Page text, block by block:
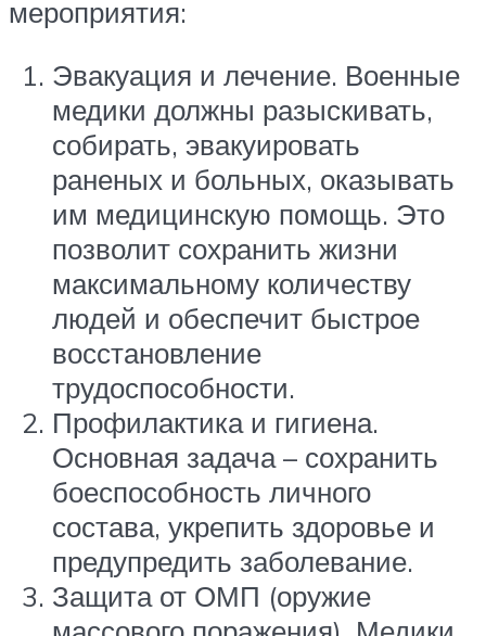
мероприятия:
Эвакуация и лечение. Военные
медики должны разыскивать,
собирать, эвакуировать
раненых и больных, оказывать
им медицинскую помощь. Это
позволит сохранить жизни
максимальному количеству
людей и обеспечит быстрое
восстановление
трудоспособности.
Профилактика и гигиена.
Основная задача – сохранить
боеспособность личного
состава, укрепить здоровье и
предупредить заболевание.
Защита от ОМП (оружие